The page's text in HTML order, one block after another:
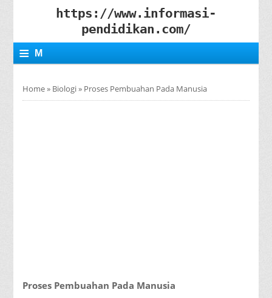
https://www.informasi-
pendidikan.com/
≡ M
Home» Biologi» Proses Pembuahan Pada Manusia
Proses Pembuahan Pada Manusia